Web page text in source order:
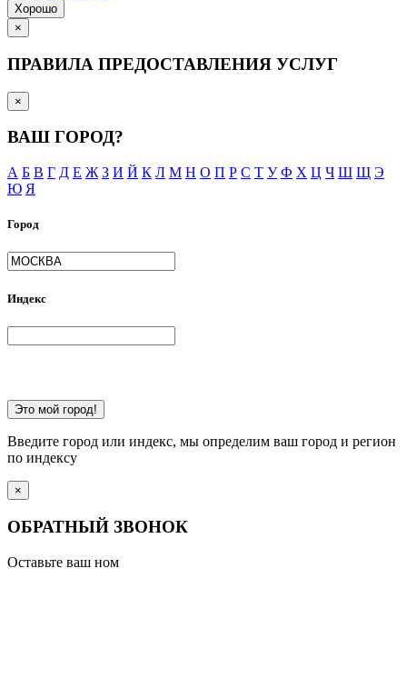
Хорошо
×
ПРАВИЛА ПРЕДОСТАВЛЕНИЯ УСЛУГ
×
ВАШ ГОРОД?
А Б В Г Д Е Ж З И Й К Л М Н О П Р С Т У Ф Х Ц Ч Ш Щ Э
Ю Я
Город
Индекс
Это мой город!
Введите город или индекс, мы определим ваш город и регион
по индексу
×
ОБРАТНЫЙ ЗВОНОК
Оставьте ваш ном